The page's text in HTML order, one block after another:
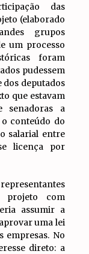
das
(elaborado
grupos
um processo
foram
pudessem
dos deputados
que estavam
senadoras a
conteúdo do
salarial entre
licença por
projeto com
assumir a
uma lei
empresas. No
direto: a